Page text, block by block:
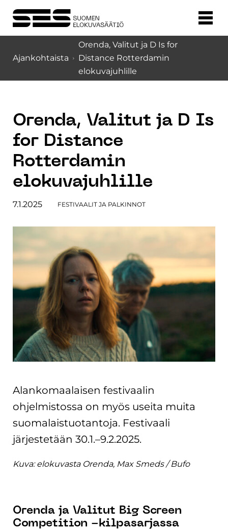
Ajankohtaista
Orenda, Valitut ja D Is for
Distance Rotterdamin
elokuvajuhlille
Orenda, Valitut ja D Is
for Distance
Rotterdamin
elokuvajuhlille
7.1.2025 FESTIVAALIT JA PALKINNOT
Alankomaalaisen festivaalin
ohjelmistossa on myös useita muita
suomalaistuotantoja. Festivaali
järjestetään 30.1.–9.2.2025.
Kuva: elokuvasta Orenda, Max Smeds / Bufo
Orenda ja Valitut Big Screen
Competition -kilpasarjassa